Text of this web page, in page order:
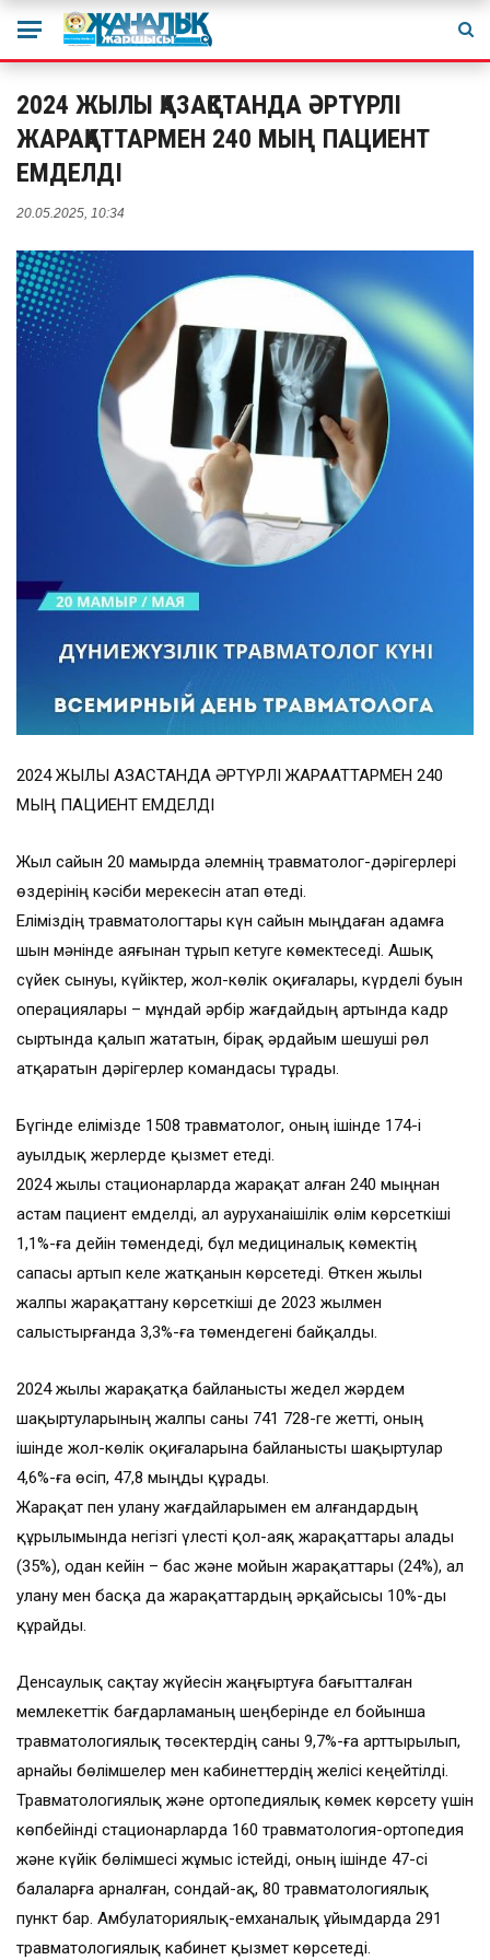
2024 ЖЫЛЫ ҚАЗАҚСТАНДА ӘРТҮРЛІ
ЖАРАҚАТТАРМЕН 240 МЫҢ ПАЦИЕНТ
ЕМДЕЛДІ
20.05.2025, 10:34
2024 ЖЫЛЫ ҚАЗАҚСТАНДА ӘРТҮРЛІ ЖАРАҚАТТАРМЕН 240
МЫҢ ПАЦИЕНТ ЕМДЕЛДІ
Жыл сайын 20 мамырда әлемнің травматолог-дәрігерлері
өздерінің кәсіби мерекесін атап өтеді.
Еліміздің травматологтары күн сайын мыңдаған адамға
шын мәнінде аяғынан тұрып кетуге көмектеседі. Ашық
сүйек сынуы, күйіктер, жол-көлік оқиғалары, күрделі буын
операциялары – мұндай әрбір жағдайдың артында кадр
сыртында қалып жататын, бірақ әрдайым шешуші рөл
атқаратын дәрігерлер командасы тұрады.
Бүгінде елімізде 1508 травматолог, оның ішінде 174-і
ауылдық жерлерде қызмет етеді.
2024 жылы стационарларда жарақат алған 240 мыңнан
астам пациент емделді, ал ауруханаішілік өлім көрсеткіші
1,1%-ға дейін төмендеді, бұл медициналық көмектің
сапасы артып келе жатқанын көрсетеді. Өткен жылы
жалпы жарақаттану көрсеткіші де 2023 жылмен
салыстырғанда 3,3%-ға төмендегені байқалды.
2024 жылы жарақатқа байланысты жедел жәрдем
шақыртуларының жалпы саны 741 728-ге жетті, оның
ішінде жол-көлік оқиғаларына байланысты шақыртулар
4,6%-ға өсіп, 47,8 мыңды құрады.
Жарақат пен улану жағдайларымен ем алғандардың
құрылымында негізгі үлесті қол-аяқ жарақаттары алады
(35%), одан кейін – бас және мойын жарақаттары (24%), ал
улану мен басқа да жарақаттардың әрқайсысы 10%-ды
құрайды.
Денсаулық сақтау жүйесін жаңғыртуға бағытталған
мемлекеттік бағдарламаның шеңберінде ел бойынша
травматологиялық төсектердің саны 9,7%-ға арттырылып,
арнайы бөлімшелер мен кабинеттердің желісі кеңейтілді.
Травматологиялық және ортопедиялық көмек көрсету үшін
көпбейінді стационарларда 160 травматология-ортопедия
және күйік бөлімшесі жұмыс істейді, оның ішінде 47-сі
балаларға арналған, сондай-ақ, 80 травматологиялық
пункт бар. Амбулаториялық-емханалық ұйымдарда 291
травматологиялық кабинет қызмет көрсетеді.